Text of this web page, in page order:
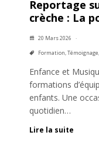
Reportage
crèche : La
20 Mars 2026
Formation,Témoignage,
Enfance et
formations
enfants. Une
quotidien…
Lire la suite